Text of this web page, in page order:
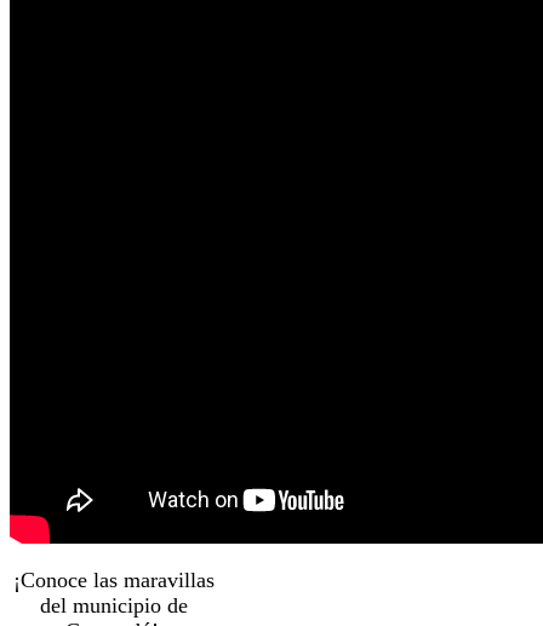
¡Conoce las maravillas
del municipio de